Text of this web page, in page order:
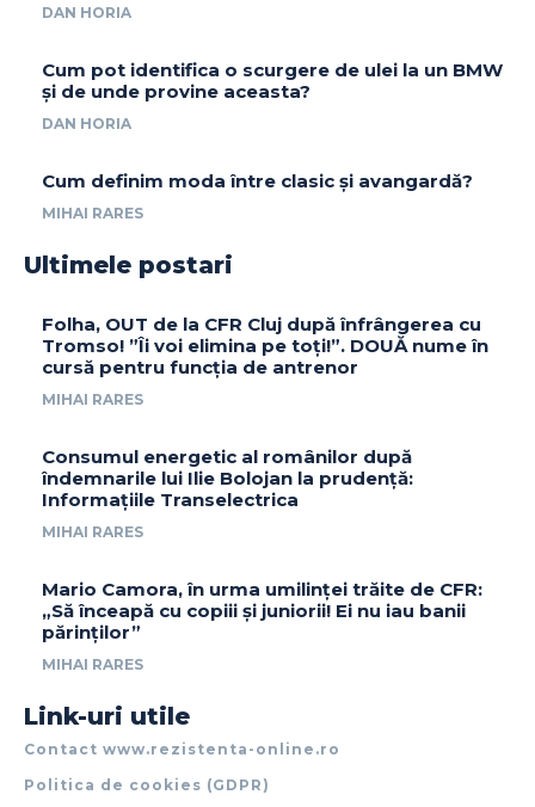
DAN HORIA
Cum pot identifica o scurgere de ulei la un BMW
și de unde provine aceasta?
DAN HORIA
Cum definim moda între clasic și avangardă?
MIHAI RARES
Ultimele postari
Folha, OUT de la CFR Cluj după înfrângerea cu
Tromso! ”Îi voi elimina pe toți!”. DOUĂ nume în
cursă pentru funcția de antrenor
MIHAI RARES
Consumul energetic al românilor după
îndemnarile lui Ilie Bolojan la prudență:
Informațiile Transelectrica
MIHAI RARES
Mario Camora, în urma umilinței trăite de CFR:
„Să înceapă cu copiii și juniorii! Ei nu iau banii
părinților”
MIHAI RARES
Link-uri utile
Contact www.rezistenta-online.ro
Politica de cookies (GDPR)